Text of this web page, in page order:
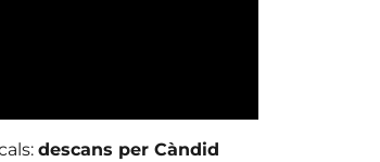
descans per Càndid